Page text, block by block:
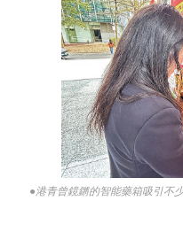
●港青曾鏡鏘的智能藥箱吸引不